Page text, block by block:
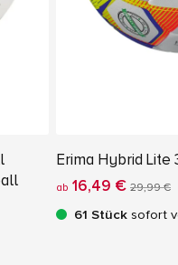
Erima Hybrid
ab 16,49 € 29,99 €
61 Stück sofort